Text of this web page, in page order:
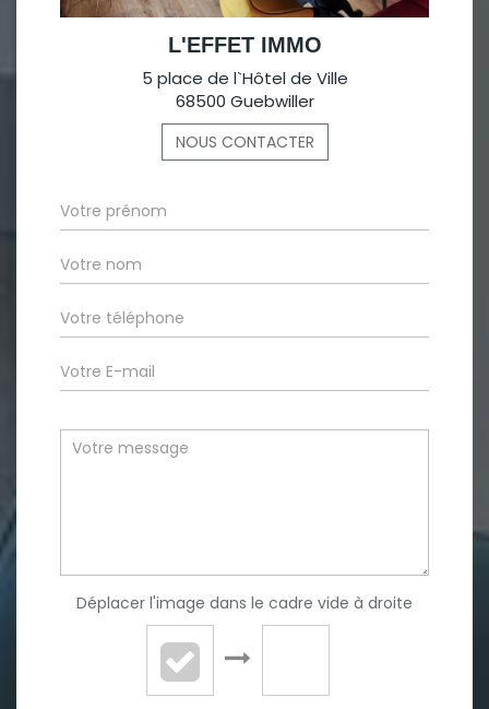
L'EFFET IMMO
5 place de l`Hôtel de Ville
68500 Guebwiller
NOUS CONTACTER
Déplacer l'image dans le cadre vide à droite